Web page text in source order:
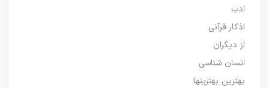
ادب
اذکار قرآنی
از دیگران
انسان شناسی
بهترین بهترینها